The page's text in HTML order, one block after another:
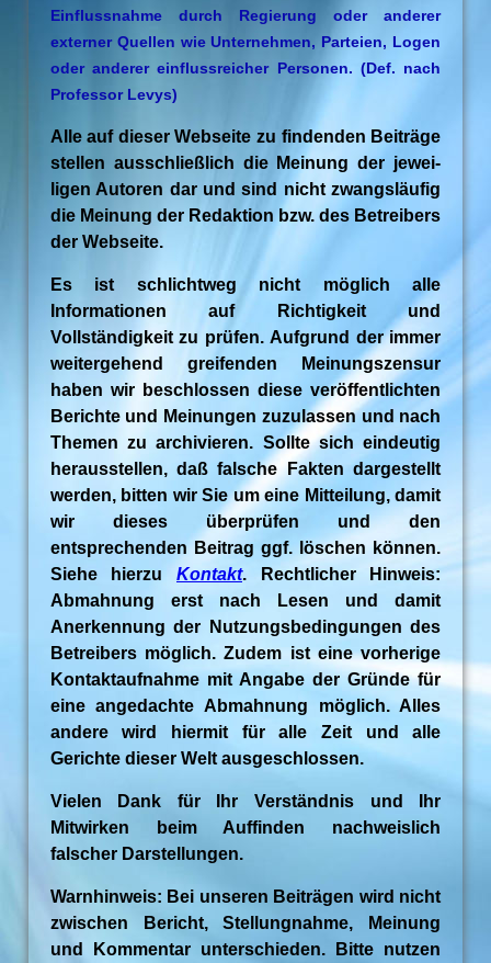
Einflussnahme durch Regierung oder anderer
externer Quellen wie Unternehmen, Parteien, Logen
oder anderer einflussreicher Personen. (Def. nach
Professor Levys)
Alle auf dieser Webseite zu findenden Beiträge
stellen ausschließlich die Meinung der jewei-
ligen Autoren dar und sind nicht zwangsläufig
die Meinung der Redaktion bzw. des Betreibers
der Webseite.
Es ist schlichtweg nicht möglich alle
Informationen auf Richtigkeit und
Vollständigkeit zu prüfen. Aufgrund der immer
weitergehend greifenden Meinungszensur
haben wir beschlossen diese veröffentlichten
Berichte und Meinungen zuzulassen und nach
Themen zu archivieren. Sollte sich eindeutig
herausstellen, daß falsche Fakten dargestellt
werden, bitten wir Sie um eine Mitteilung, damit
wir dieses überprüfen und den
entsprechenden Beitrag ggf. löschen können.
Siehe hierzu Kontakt. Rechtlicher Hinweis:
Abmahnung erst nach Lesen und damit
Anerkennung der Nutzungsbedingungen des
Betreibers möglich. Zudem ist eine vorherige
Kontaktaufnahme mit Angabe der Gründe für
eine angedachte Abmahnung möglich. Alles
andere wird hiermit für alle Zeit und alle
Gerichte dieser Welt ausgeschlossen.
Vielen Dank für Ihr Verständnis und Ihr
Mitwirken beim Auffinden nachweislich
falscher Darstellungen.
Warnhinweis: Bei unseren Beiträgen wird nicht
zwischen Bericht, Stellungnahme, Meinung
und Kommentar unterschieden. Bitte nutzen